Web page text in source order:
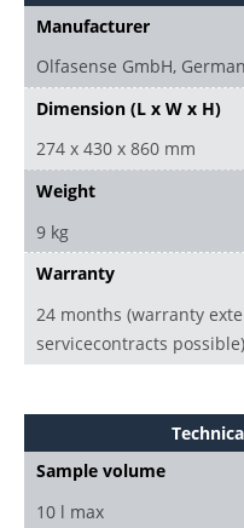
Manufacturer
Olfasense GmbH,
Dimension (L x W x H)
274 x 430 x 860 mm
Weight
9 kg
Warranty
24 months (warranty
servicecontracts possible)
Sample volume
10 l max